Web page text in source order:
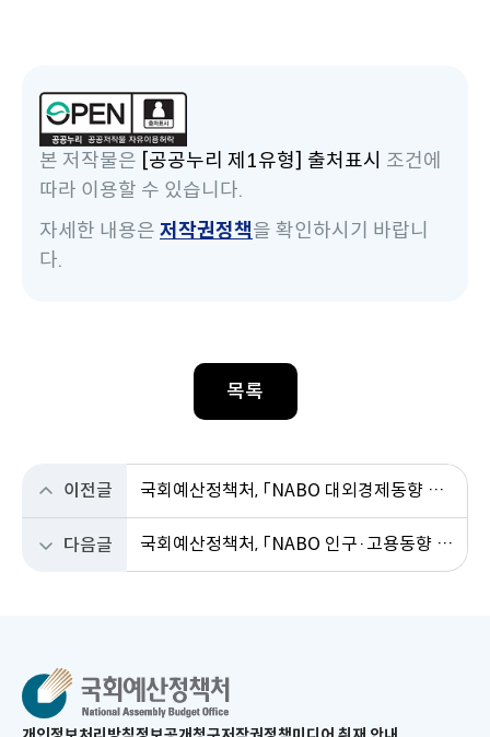
본 저작물은 [공공누리 제1유형] 출처표시 조건에
따라 이용할 수 있습니다.
자세한 내용은 저작권정책을 확인하시기 바랍니
다.
목록
이전글 국회예산정책처, 「NABO 대외경제동향 & 이슈」 창간
다음글 국회예산정책처, 「NABO 인구·고용동향 & 이슈」 창간